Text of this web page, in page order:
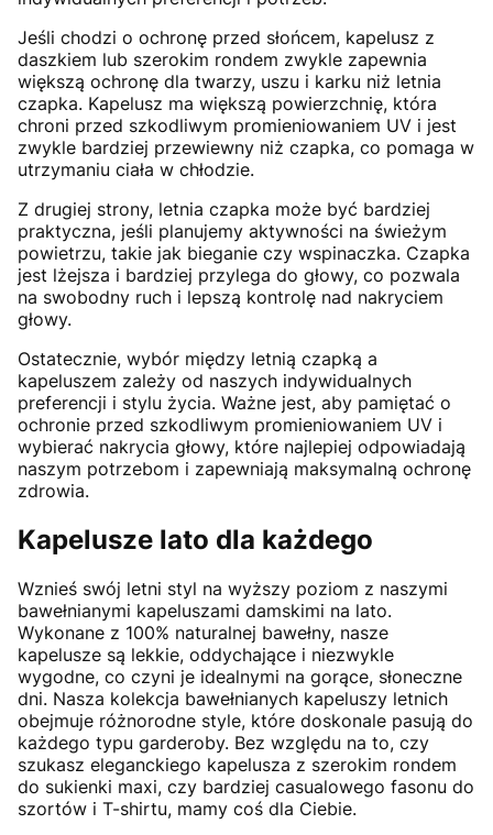
Jeśli chodzi o ochronę przed słońcem, kapelusz z
daszkiem lub szerokim rondem zwykle zapewnia
większą ochronę dla twarzy, uszu i karku niż letnia
czapka. Kapelusz ma większą powierzchnię, która
chroni przed szkodliwym promieniowaniem UV i jest
zwykle bardziej przewiewny niż czapka, co pomaga w
utrzymaniu ciała w chłodzie.
Z drugiej strony, letnia czapka może być bardziej
praktyczna, jeśli planujemy aktywności na świeżym
powietrzu, takie jak bieganie czy wspinaczka. Czapka
jest lżejsza i bardziej przylega do głowy, co pozwala
na swobodny ruch i lepszą kontrolę nad nakryciem
głowy.
Ostatecznie, wybór między letnią czapką a
kapeluszem zależy od naszych indywidualnych
preferencji i stylu życia. Ważne jest, aby pamiętać o
ochronie przed szkodliwym promieniowaniem UV i
wybierać nakrycia głowy, które najlepiej odpowiadają
naszym potrzebom i zapewniają maksymalną ochronę
zdrowia.
Kapelusze lato dla każdego
Wznieś swój letni styl na wyższy poziom z naszymi
bawełnianymi kapeluszami damskimi na lato.
Wykonane z 100% naturalnej bawełny, nasze
kapelusze są lekkie, oddychające i niezwykle
wygodne, co czyni je idealnymi na gorące, słoneczne
dni. Nasza kolekcja bawełnianych kapeluszy letnich
obejmuje różnorodne style, które doskonale pasują do
każdego typu garderoby. Bez względu na to, czy
szukasz eleganckiego kapelusza z szerokim rondem
do sukienki maxi, czy bardziej casualowego fasonu do
szortów i T-shirtu, mamy coś dla Ciebie.